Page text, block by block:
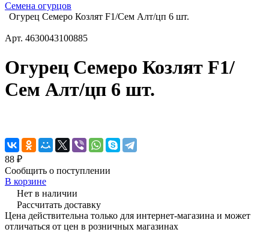
Семена огурцов
Огурец Семеро Козлят F1/Сем Алт/цп 6 шт.
Арт. 4630043100885
Огурец Семеро Козлят F1/
Сем Алт/цп 6 шт.
88 ₽
Сообщить о поступлении
В корзине
Нет в наличии
Рассчитать доставку
Цена действительна только для интернет-магазина и может
отличаться от цен в розничных магазинах